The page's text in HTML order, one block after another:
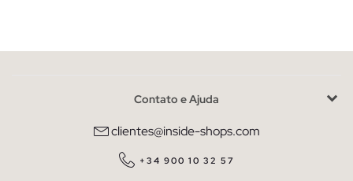
Contato e Ajuda
clientes@inside-shops.com
+34 900 10 32 57